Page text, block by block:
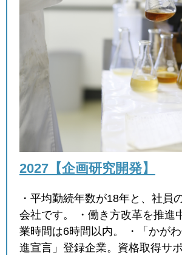
2027【企画研究開発】
・平均勤続年数が18年と、社員
会社です。 ・働き方改革を推進
業時間は6時間以内。 ・「かが
進宣言」登録企業。資格取得サ